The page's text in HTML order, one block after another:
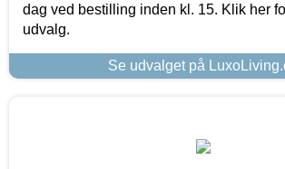
dag ved bestilling inden kl. 15. Klik her
udvalg.
Se udvalget på